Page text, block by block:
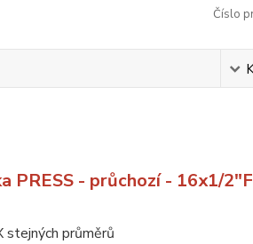
Číslo
- průchozí - 16x1/2"F
stejných průměrů